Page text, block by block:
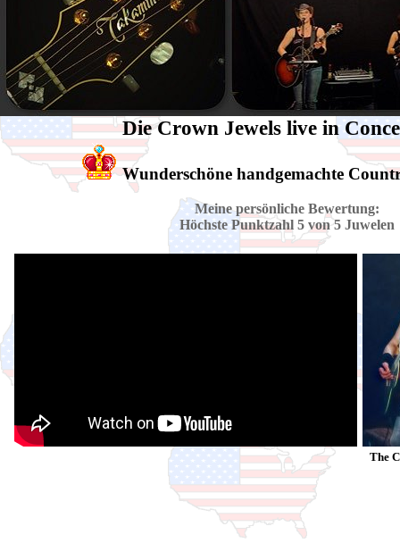
Die Crown Jewels live in
Wunderschöne handgemachte
Meine persönliche Bewertung:
Höchste Punktzahl 5 von 5 Juwelen
The